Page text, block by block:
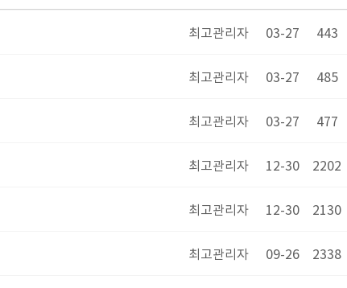
최고관리자 03-27 443
최고관리자 03-27 485
최고관리자 03-27 477
최고관리자 12-30 2202
최고관리자 12-30 2130
최고관리자 09-26 2338